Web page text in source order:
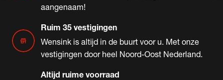
aangenaam!
store
Ruim 35 vestigingen
Wensink is altijd in de buurt voor u. Met onze
vestigingen door heel Noord-Oost Nederland.
Altijd ruime voorraad